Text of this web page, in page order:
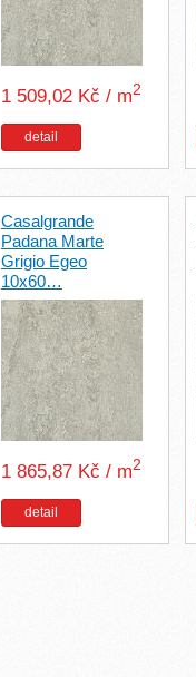
1 509,02 Kč / m2
detail
Casalgrande
Padana Marte
Grigio Egeo
10x60…
1 865,87 Kč / m2
detail